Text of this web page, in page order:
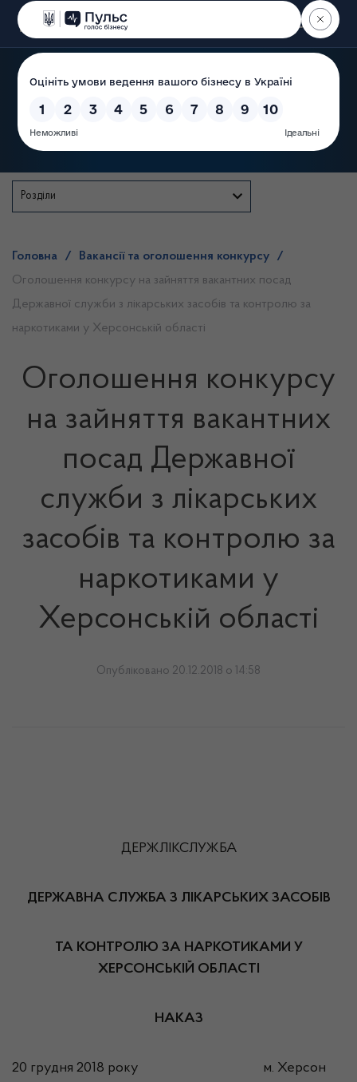
Пошук
Розділи
Головна / Вакансії та оголошення конкурсу
/
Оголошення конкурсу на зайняття вакантних посад
Державної служби з лікарських засобів та контролю за
наркотиками у Херсонській області
Оголошення конкурсу
на зайняття вакантних
посад Державної
служби з лікарських
засобів та контролю за
наркотиками у
Херсонській області
Опубліковано 20.12.2018 о 14:58
ДЕРЖЛІКСЛУЖБА
ДЕРЖАВНА СЛУЖБА З ЛІКАРСЬКИХ ЗАСОБІВ
ТА КОНТРОЛЮ ЗА НАРКОТИКАМИ У
ХЕРСОНСЬКІЙ ОБЛАСТІ
НАКАЗ
20 грудня 2018 року м. Херсон